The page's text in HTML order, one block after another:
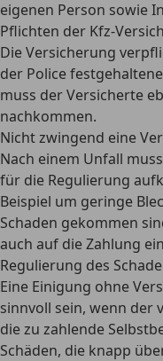
eigenen Person sowie
Pflichten der Kfz-
Die Versicherung
der Police
muss der Versicherte
nachkommen.
Nicht zwingend eine
Nach einem Unfall
für die Regulierung
Beispiel um geringe
Schaden gekommen
auch auf die Zahlung
Regulierung des
Eine Einigung ohne
sinnvoll sein, wenn der
die zu zahlende
Schäden, die knapp